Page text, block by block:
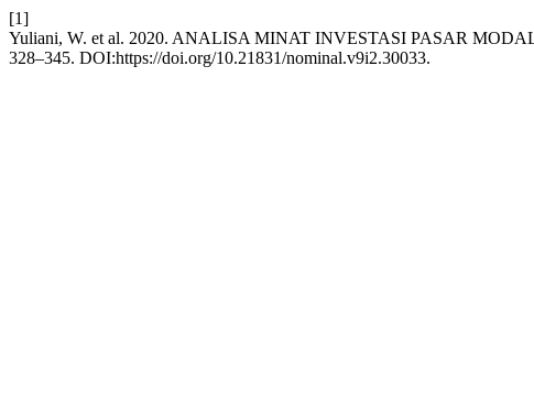
[1]
Yuliani, W. et al. 2020. ANALISA MINAT INVESTASI PASAR
328–345. DOI:https://doi.org/10.21831/nominal.v9i2.30033.